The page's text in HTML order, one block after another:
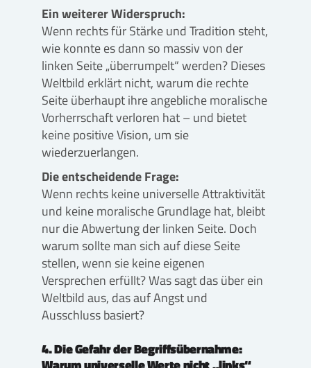
Ein weiterer Widerspruch:
Wenn rechts für Stärke und Tradition steht,
wie konnte es dann so massiv von der
linken Seite „überrumpelt“ werden? Dieses
Weltbild erklärt nicht, warum die rechte
Seite überhaupt ihre angebliche moralische
Vorherrschaft verloren hat – und bietet
keine positive Vision, um sie
wiederzuerlangen.
Die entscheidende Frage:
Wenn rechts keine universelle Attraktivität
und keine moralische Grundlage hat, bleibt
nur die Abwertung der linken Seite. Doch
warum sollte man sich auf diese Seite
stellen, wenn sie keine eigenen
Versprechen erfüllt? Was sagt das über ein
Weltbild aus, das auf Angst und
Ausschluss basiert?
4. Die Gefahr der Begriffsübernahme: